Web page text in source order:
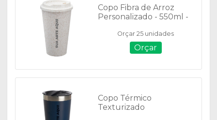
Copo Fibra de Arroz
Personalizado - 550ml -
Orçar 25 unidades
Orçar
Copo Térmico
Texturizado